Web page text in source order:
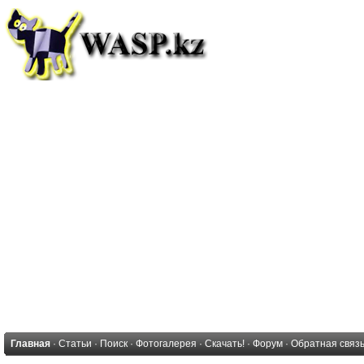
Главная · Статьи · Поиск · Фотогалерея · Скачать! · Форум · Обратная связь